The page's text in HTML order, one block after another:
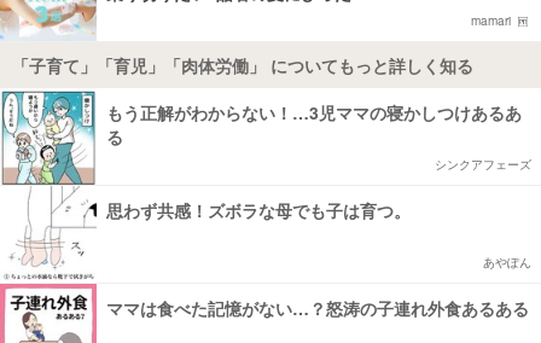
mamari
「子育て」「育児」「肉体労働」 についてもっと詳しく知る
もう正解がわからない！…3児ママの寝かしつけあるあ
る
シンクアフェーズ
思わず共感！ズボラな母でも子は育つ。
あやぽん
ママは食べた記憶がない…？怒涛の子連れ外食あるある